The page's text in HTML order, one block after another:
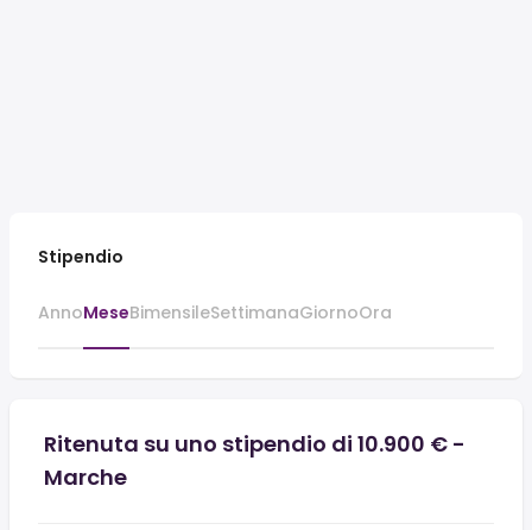
Stipendio
AnnoMeseBimensileSettimanaGiornoOra
Ritenuta su uno stipendio di 10.900 € -
Marche